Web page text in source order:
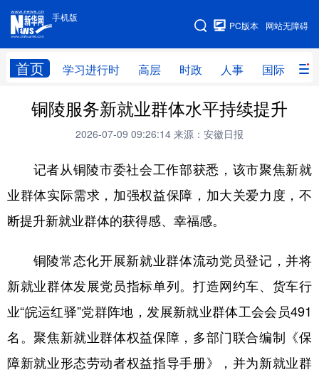
手机版
网站无障碍
PC版本
首页 学习进行时 高层 时政 人事 国际 财
手机版
网站地图
学习进行时 高层 时政 人事
财经 网评
台湾 思客智库 全球连线 教育
科技 科创 量子 体育
文化 书画 健康
访谈 视频 图片 政务
法律 中央文件 金融 汽车
食品 人居 信息化 数字经济
学术中国 乡村振兴 银龄 溯源中国
铜陵服务新就业群体水平持续提升
2026-07-09 09:26:14 来源：安徽日报
记者从铜陵市委社会工作部获悉，该市聚焦新就
业群体实际需求，加强权益保障，加大关爱力度，不
断提升新就业群体的获得感、幸福感。
铜陵常态化开展新就业群体流动党员登记，并将
新就业群体发展党员指标单列。打造网约车、货车行
业“皖运红驿”党群阵地，发展新就业群体工会会员491
名。聚焦新就业群体权益保障，多部门联合编制《保
障新就业形态劳动者权益指导手册》，并为新就业群